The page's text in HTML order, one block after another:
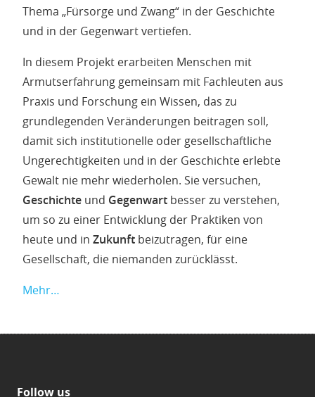
Thema „Fürsorge und Zwang“ in der Geschichte
und in der Gegenwart vertiefen.
In diesem Projekt erarbeiten Menschen mit
Armutserfahrung gemeinsam mit Fachleuten aus
Praxis und Forschung ein Wissen, das zu
grundlegenden Veränderungen beitragen soll,
damit sich institutionelle oder gesellschaftliche
Ungerechtigkeiten und in der Geschichte erlebte
Gewalt nie mehr wiederholen. Sie versuchen,
Geschichte und Gegenwart besser zu verstehen,
um so zu einer Entwicklung der Praktiken von
heute und in Zukunft beizutragen, für eine
Gesellschaft, die niemanden zurücklässt.
Mehr…
Follow us